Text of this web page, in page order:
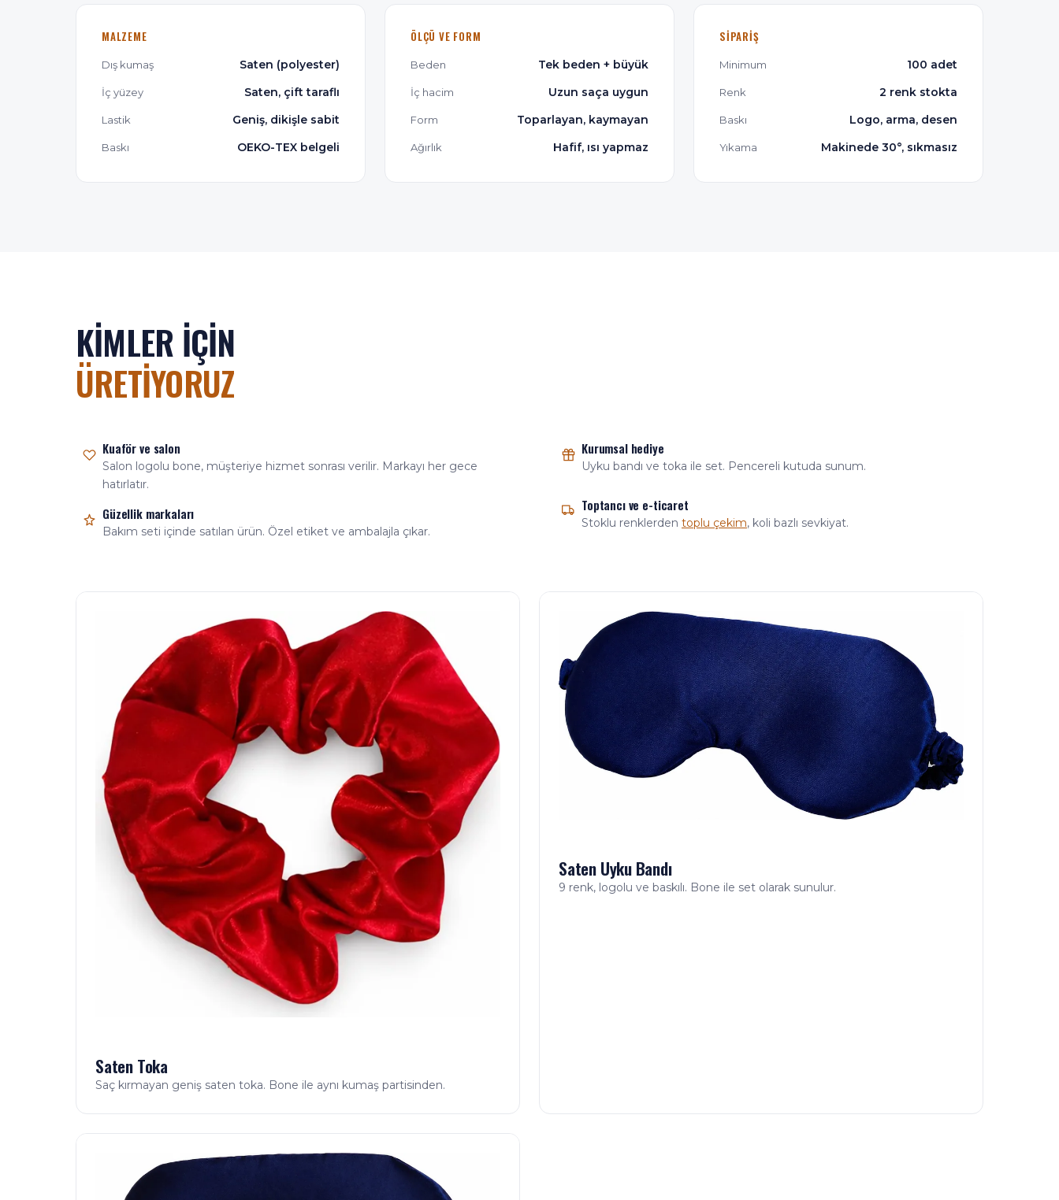
MALZEME
Dış kumaş Saten (polyester)
İç yüzey Saten, çift taraflı
Lastik Geniş, dikişle sabit
Baskı OEKO-TEX belgeli
ÖLÇÜ VE FORM
Beden Tek beden + büyük
İç hacim Uzun saça uygun
Form Toparlayan, kaymayan
Ağırlık Hafif, ısı yapmaz
SIPARIŞ
Minimum 100 adet
Renk 2 renk stokta
Baskı Logo, arma, desen
Yıkama Makinede 30°, sıkmasız
KIMLER İÇIN
ÜRETIYORUZ
Kuaför ve salon
Salon logolu bone, müşteriye hizmet sonrası verilir. Markayı her gece
hatırlatır.
Güzellik markaları
Bakım seti içinde satılan ürün. Özel etiket ve ambalajla çıkar.
Kurumsal hediye
Uyku bandı ve toka ile set. Pencereli kutuda sunum.
Toptancı ve e-ticaret
Stoklu renklerden toplu çekim, koli bazlı sevkiyat.
Saten Toka
Saç kırmayan geniş saten toka. Bone ile aynı kumaş partisinden.
Saten Uyku Bandı
9 renk, logolu ve baskılı. Bone ile set olarak sunulur.